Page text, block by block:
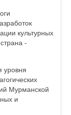
культурных
-
уровня
Мурманской
и